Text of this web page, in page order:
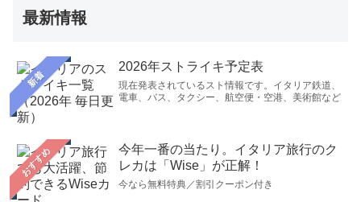
最新情報
新着
2026年ストライキ予定表
現在発表されているスト情報です。イタリア鉄道、
電車、バス、タクシー、航空便・空港、美術館など
おすすめ
今年一番の当たり。イタリア旅行のク
レカは「Wise」が正解！
今なら無料特典／割引クーポン付き